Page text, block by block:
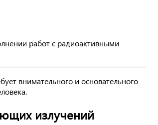
работ с радиоактивными
внимательного и основательного
излучений